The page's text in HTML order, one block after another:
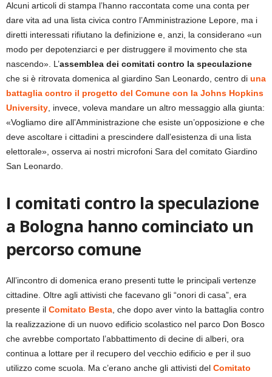
Alcuni articoli di stampa l’hanno raccontata come una conta per
dare vita ad una lista civica contro l’Amministrazione Lepore, ma i
diretti interessati rifiutano la definizione e, anzi, la considerano «un
modo per depotenziarci e per distruggere il movimento che sta
nascendo». L’assemblea dei comitati contro la speculazione
che si è ritrovata domenica al giardino San Leonardo, centro di una
battaglia contro il progetto del Comune con la Johns Hopkins
University, invece, voleva mandare un altro messaggio alla giunta:
«Vogliamo dire all’Amministrazione che esiste un’opposizione e che
deve ascoltare i cittadini a prescindere dall’esistenza di una lista
elettorale», osserva ai nostri microfoni Sara del comitato Giardino
San Leonardo.
I comitati contro la speculazione
a Bologna hanno cominciato un
percorso comune
All’incontro di domenica erano presenti tutte le principali vertenze
cittadine. Oltre agli attivisti che facevano gli “onori di casa”, era
presente il Comitato Besta, che dopo aver vinto la battaglia contro
la realizzazione di un nuovo edificio scolastico nel parco Don Bosco
che avrebbe comportato l’abbattimento di decine di alberi, ora
continua a lottare per il recupero del vecchio edificio e per il suo
utilizzo come scuola. Ma c’erano anche gli attivisti del Comitato